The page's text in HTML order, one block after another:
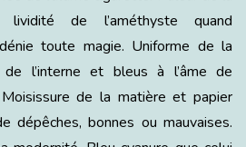
de l’améthyste quand
toute magie. Uniforme de la
de l’interne et bleus à l’âme de
Moisissure de la matière et papier
dépêches, bonnes ou mauvaises.